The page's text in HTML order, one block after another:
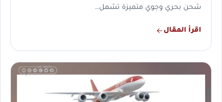
شحن بحري وجوي متميزة تشمل…
اقرأ المقال